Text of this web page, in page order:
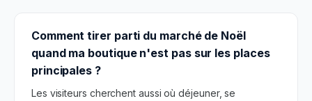
Comment tirer parti du marché de Noël
quand ma boutique n'est pas sur les places
principales ?
Les visiteurs cherchent aussi où déjeuner, se